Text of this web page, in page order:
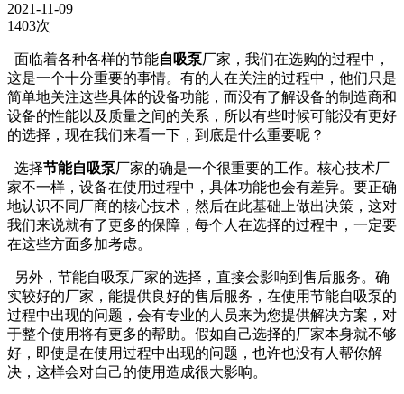
2021-11-09
1403次
面临着各种各样的节能自吸泵厂家，我们在选购的过程中，
这是一个十分重要的事情。有的人在关注的过程中，他们只是
简单地关注这些具体的设备功能，而没有了解设备的制造商和
设备的性能以及质量之间的关系，所以有些时候可能没有更好
的选择，现在我们来看一下，到底是什么重要呢？
选择节能自吸泵厂家的确是一个很重要的工作。核心技术厂
家不一样，设备在使用过程中，具体功能也会有差异。要正确
地认识不同厂商的核心技术，然后在此基础上做出决策，这对
我们来说就有了更多的保障，每个人在选择的过程中，一定要
在这些方面多加考虑。
另外，节能自吸泵厂家的选择，直接会影响到售后服务。确
实较好的厂家，能提供良好的售后服务，在使用节能自吸泵的
过程中出现的问题，会有专业的人员来为您提供解决方案，对
于整个使用将有更多的帮助。假如自己选择的厂家本身就不够
好，即使是在使用过程中出现的问题，也许也没有人帮你解
决，这样会对自己的使用造成很大影响。